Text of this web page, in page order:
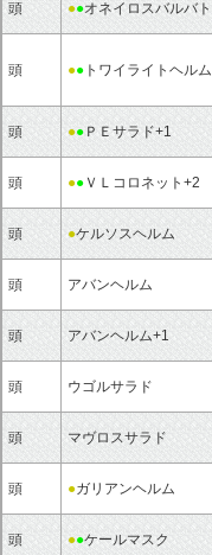
頭 ●●オネイロスバルバト
頭 ●● トワイライトヘルム
頭 ●● ＰＥサラド+1
頭 ●● ＶＬコロネット+2
頭 ●ケルソスヘルム
頭 アバンヘルム
頭 アバンヘルム+1
頭 ウゴルサラド
頭 マヴロスサラド
頭 ●ガリアンヘルム
頭 ●●ケールマスク